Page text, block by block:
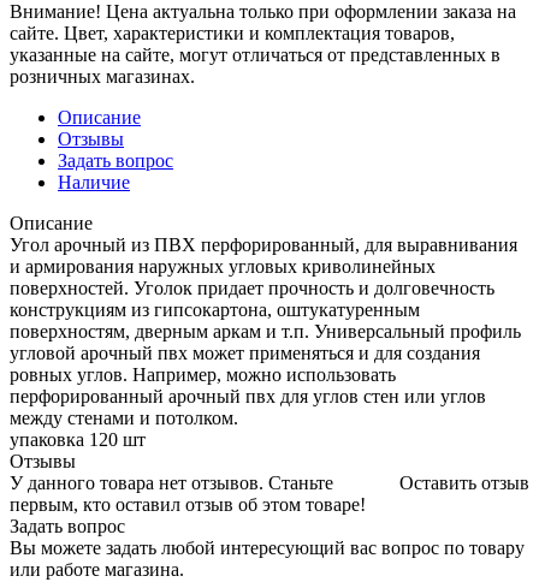
Внимание! Цена актуальна только при оформлении заказа на
сайте. Цвет, характеристики и комплектация товаров,
указанные на сайте, могут отличаться от представленных в
розничных магазинах.
Описание
Отзывы
Задать вопрос
Наличие
Описание
Угол арочный из ПВХ перфорированный, для выравнивания
и армирования наружных угловых криволинейных
поверхностей. Уголок придает прочность и долговечность
конструкциям из гипсокартона, оштукатуренным
поверхностям, дверным аркам и т.п. Универсальный профиль
угловой арочный пвх может применяться и для создания
ровных углов. Например, можно использовать
перфорированный арочный пвх для углов стен или углов
между стенами и потолком.
упаковка 120 шт
Отзывы
Оставить отзыв
У данного товара нет отзывов. Станьте
первым, кто оставил отзыв об этом товаре!
Задать вопрос
Вы можете задать любой интересующий вас вопрос по товару
или работе магазина.